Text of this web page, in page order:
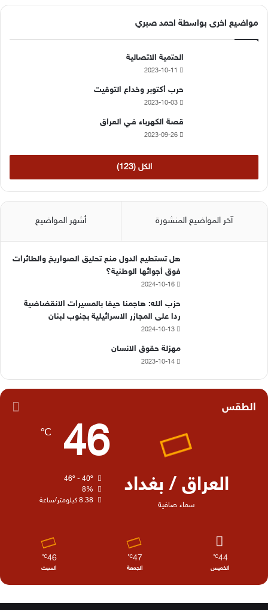
ب
و
ك
u
u
ت
مواضيع اخرى بواسطة احمد صبري
الحتمية الاتصالية
2023-10-11
حرب أكتوبر وخداع التوقيت
2023-10-03
قصة الكهرباء فـي العراق
2023-09-26
الكل (123)
آخر المواضيع المنشورة أشهر المواضيع
هل تستطيع الدول منع تحليق الصواريخ والطائرات
فوق أجوائها الوطنية؟
2024-10-16
حزب الله: هاجمنا حيفا بالمسيرات الانقضاضية
ردا على المجازر الاسرائيلية بجنوب لبنان
2024-10-13
مهزلة حقوق الانسان
2023-10-14
الطقس
العراق / بغداد
سماء صافية
46
℃
46º - 40º
8%
8.38 كيلومتر/ساعة
44
℃
الخميس
47
℃
الجمعة
46
℃
السبت